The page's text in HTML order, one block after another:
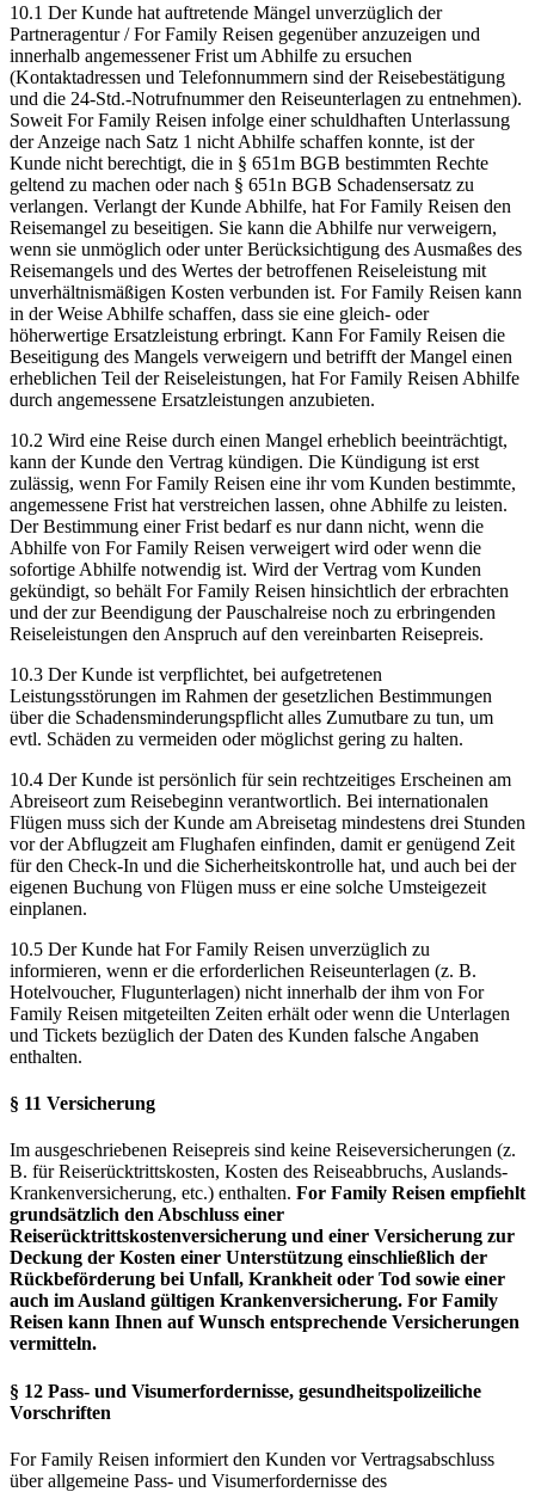
10.1 Der Kunde hat auftretende Mängel unverzüglich der
Partneragentur / For Family Reisen gegenüber anzuzeigen und
innerhalb angemessener Frist um Abhilfe zu ersuchen
(Kontaktadressen und Telefonnummern sind der Reisebestätigung
und die 24-Std.-Notrufnummer den Reiseunterlagen zu entnehmen).
Soweit For Family Reisen infolge einer schuldhaften Unterlassung
der Anzeige nach Satz 1 nicht Abhilfe schaffen konnte, ist der
Kunde nicht berechtigt, die in § 651m BGB bestimmten Rechte
geltend zu machen oder nach § 651n BGB Schadensersatz zu
verlangen. Verlangt der Kunde Abhilfe, hat For Family Reisen den
Reisemangel zu beseitigen. Sie kann die Abhilfe nur verweigern,
wenn sie unmöglich oder unter Berücksichtigung des Ausmaßes des
Reisemangels und des Wertes der betroffenen Reiseleistung mit
unverhältnismäßigen Kosten verbunden ist. For Family Reisen kann
in der Weise Abhilfe schaffen, dass sie eine gleich- oder
höherwertige Ersatzleistung erbringt. Kann For Family Reisen die
Beseitigung des Mangels verweigern und betrifft der Mangel einen
erheblichen Teil der Reiseleistungen, hat For Family Reisen Abhilfe
durch angemessene Ersatzleistungen anzubieten.
10.2 Wird eine Reise durch einen Mangel erheblich beeinträchtigt,
kann der Kunde den Vertrag kündigen. Die Kündigung ist erst
zulässig, wenn For Family Reisen eine ihr vom Kunden bestimmte,
angemessene Frist hat verstreichen lassen, ohne Abhilfe zu leisten.
Der Bestimmung einer Frist bedarf es nur dann nicht, wenn die
Abhilfe von For Family Reisen verweigert wird oder wenn die
sofortige Abhilfe notwendig ist. Wird der Vertrag vom Kunden
gekündigt, so behält For Family Reisen hinsichtlich der erbrachten
und der zur Beendigung der Pauschalreise noch zu erbringenden
Reiseleistungen den Anspruch auf den vereinbarten Reisepreis.
10.3 Der Kunde ist verpflichtet, bei aufgetretenen
Leistungsstörungen im Rahmen der gesetzlichen Bestimmungen
über die Schadensminderungspflicht alles Zumutbare zu tun, um
evtl. Schäden zu vermeiden oder möglichst gering zu halten.
10.4 Der Kunde ist persönlich für sein rechtzeitiges Erscheinen am
Abreiseort zum Reisebeginn verantwortlich. Bei internationalen
Flügen muss sich der Kunde am Abreisetag mindestens drei Stunden
vor der Abflugzeit am Flughafen einfinden, damit er genügend Zeit
für den Check-In und die Sicherheitskontrolle hat, und auch bei der
eigenen Buchung von Flügen muss er eine solche Umsteigezeit
einplanen.
10.5 Der Kunde hat For Family Reisen unverzüglich zu
informieren, wenn er die erforderlichen Reiseunterlagen (z. B.
Hotelvoucher, Flugunterlagen) nicht innerhalb der ihm von For
Family Reisen mitgeteilten Zeiten erhält oder wenn die Unterlagen
und Tickets bezüglich der Daten des Kunden falsche Angaben
enthalten.
§ 11 Versicherung
Im ausgeschriebenen Reisepreis sind keine Reiseversicherungen (z.
B. für Reiserücktrittskosten, Kosten des Reiseabbruchs, Auslands-
Krankenversicherung, etc.) enthalten. For Family Reisen empfiehlt
grundsätzlich den Abschluss einer
Reiserücktrittskostenversicherung und einer Versicherung zur
Deckung der Kosten einer Unterstützung einschließlich der
Rückbeförderung bei Unfall, Krankheit oder Tod sowie einer
auch im Ausland gültigen Krankenversicherung. For Family
Reisen kann Ihnen auf Wunsch entsprechende Versicherungen
vermitteln.
§ 12 Pass- und Visumerfordernisse, gesundheitspolizeiliche
Vorschriften
For Family Reisen informiert den Kunden vor Vertragsabschluss
über allgemeine Pass- und Visumerfordernisse des